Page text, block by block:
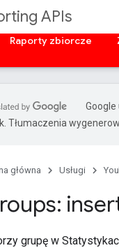
APIs
Raporty zbiorcze
Tłumaczenia
główna Usługi
grupę w